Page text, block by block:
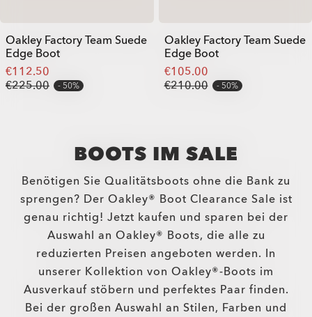
Oakley Factory Team Suede
Edge Boot
€112.50
€225.00
50%
Oakley Factory Team Suede
Edge Boot
€105.00
€210.00
50%
BOOTS IM SALE
Benötigen Sie Qualitätsboots ohne die Bank zu
sprengen? Der Oakley® Boot Clearance Sale ist
genau richtig! Jetzt kaufen und sparen bei der
Auswahl an Oakley® Boots, die alle zu
reduzierten Preisen angeboten werden. In
unserer Kollektion von Oakley®-Boots im
Ausverkauf stöbern und perfektes Paar finden.
Bei der großen Auswahl an Stilen, Farben und